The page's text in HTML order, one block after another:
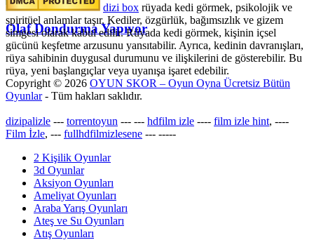
Olaf Dondurma Yapıyor
dizi box rüyada kedi görmek​, psikolojik ve
spiritüel anlamlar taşır. Kediler, özgürlük, bağımsızlık ve gizem
simgesi olarak kabul edilir. Rüyada kedi görmek, kişinin içsel
gücünü keşfetme arzusunu yansıtabilir. Ayrıca, kedinin davranışları,
rüya sahibinin duygusal durumunu ve ilişkilerini de gösterebilir. Bu
rüya, yeni başlangıçlar veya uyanışa işaret edebilir.
Copyright © 2026 OYUN SKOR – Oyun Oyna Ücretsiz Bütün
Oyunlar- Tüm hakları saklıdır.
dizipalizle --- torrentoyun --- --- hdfilm izle ---- film izle hint, ----
Film İzle, --- fullhdfilmizlesene --- -----
2 Kişilik Oyunlar
3d Oyunlar
Aksiyon Oyunları
Ameliyat Oyunları
Araba Yarış Oyunları
Ateş ve Su Oyunları
Atış Oyunları